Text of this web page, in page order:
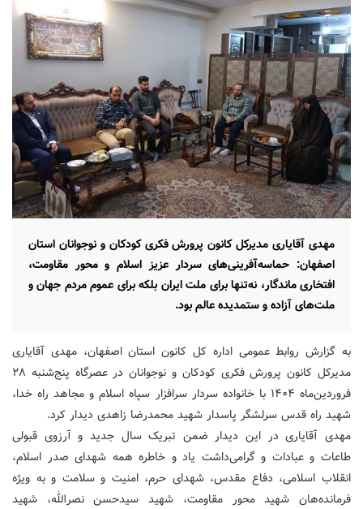
مهدی آقایاری مدیرکل کانون پرورش فکری کودکان و نوجوانان استان
اصفهان: حماسه‌آفرینی‌های سردار عزیز اسلام و محور مقاومت،
افتخاری ماندگار، نه‌تنها برای ملت ایران بلکه برای عموم مردم جهان و
ملت‌های آزاده و ستمدیده عالم بود.
به گزارش روابط عمومی اداره کل کانون استان اصفهان، مهدی آقایاری
مدیرکل کانون پرورش فکری کودکان و نوجوانان در عصرگاه پنج‌شنبه ۲۸
فروردین‌ماه ۱۴۰۴ با خانواده سردار سرافزار سپاه اسلام و مجاهد راه خدا،
شهید راه قدس سرلشگر پاسدار شهید محمدرضا زاهدی دیدار کرد.
مهدی آقایاری در این دیدار ضمن تبریک سال جدید و آرزوی قبولی
طاعات و عبادات و گرامی‌داشت یاد و خاطره همه شهدای صدر اسلام،
انقلاب اسلامی، دفاع مقدس، شهدای حرم، امنیت و سلامت و به ویژه
فرمانده‌هان شهید محور مقاومت، شهید سیدحسن نصرالله، شهید